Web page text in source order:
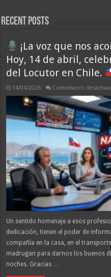
Recent Posts
¡La voz que nos
Hoy, 14 de abril,
del Locutor en Chile.
14/04/2026 Comentarios
Un sentido homenaje a esos
dedicación, tienen el poder de
compañía en la casa, en el
madrugan para darnos los buenos
noches. Gracias …